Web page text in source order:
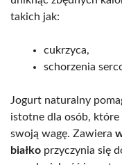
takich jak:
cukrzyca,
schorzenia
Jogurt naturalny
istotne dla osób,
swoją wagę. Zawiera
białko przyczynia się